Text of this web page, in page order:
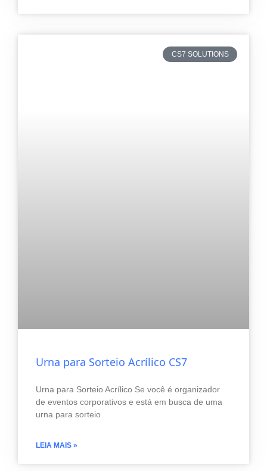
CS7 SOLUTIONS
Urna para Sorteio Acrílico CS7
Urna para Sorteio Acrílico Se você é organizador
de eventos corporativos e está em busca de uma
urna para sorteio
LEIA MAIS »